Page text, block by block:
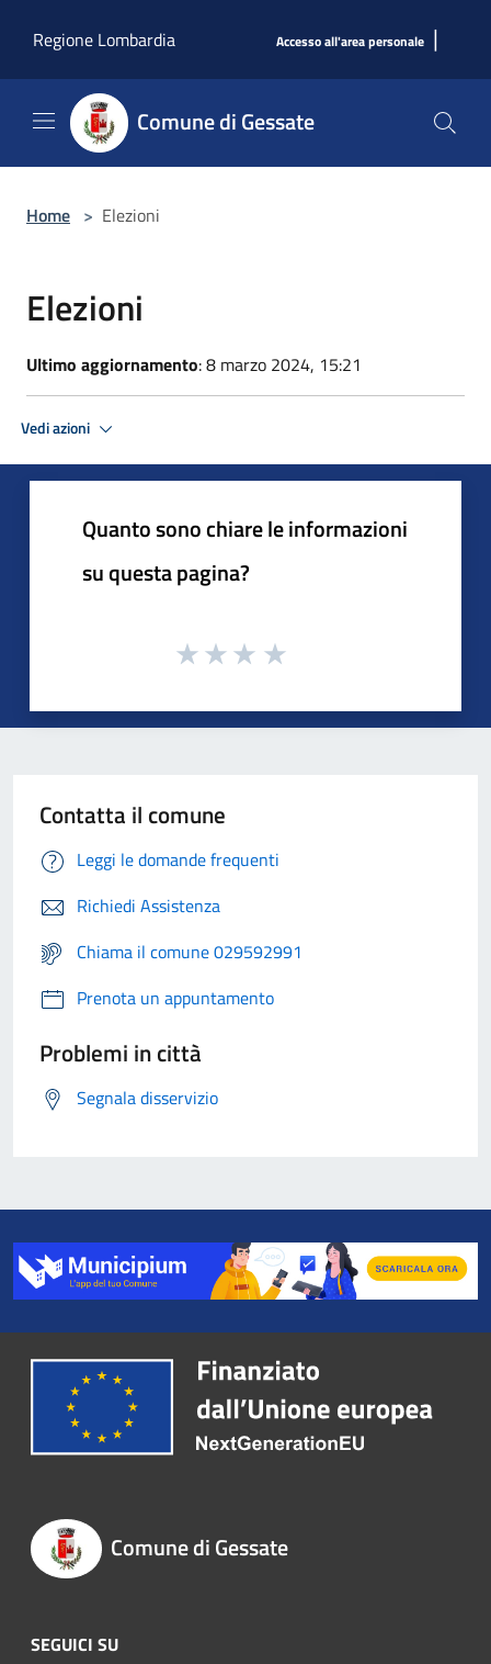
Regione Lombardia
Accesso all'area personale |
Comune di Gessate
Home > Elezioni
Elezioni
Ultimo aggiornamento: 8 marzo 2024, 15:21
Vedi azioni
Quanto sono chiare le informazioni
su questa pagina?
Contatta il comune
Leggi le domande frequenti
Richiedi Assistenza
Chiama il comune 029592991
Prenota un appuntamento
Problemi in città
Segnala disservizio
Comune di Gessate
SEGUICI SU